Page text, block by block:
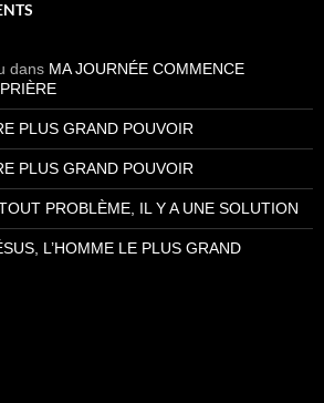
dans MA JOURNÉE COMMENCE
PLUS GRAND POUVOIR
PLUS GRAND POUVOIR
PROBLÈME, IL Y A UNE SOLUTION
L’HOMME LE PLUS GRAND